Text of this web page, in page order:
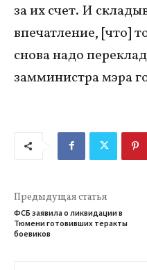
за их счет. И
впечатление, [что]
снова надо
замминистра мэра
Предыдущая статья
ФСБ заявила о ликвидации в
Тюмени готовивших теракты
боевиков